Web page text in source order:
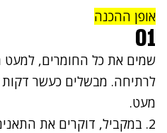
אופן ההכנה
01
שמים את כל החומרים, למעט
לרתיחה. מבשלים כעשר
מעט.
2. במקביל, דוקרים את התאנים עם קיסם כשלוש פעמים.